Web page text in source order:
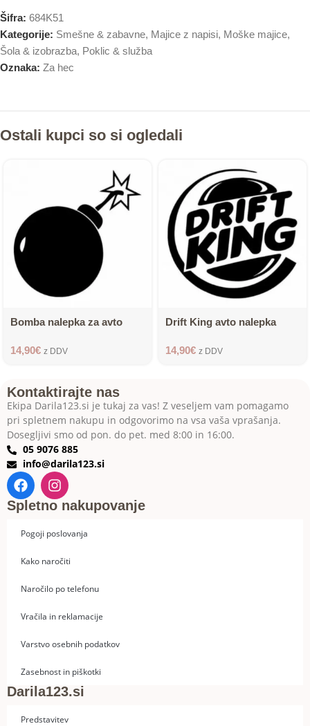
Šifra: 684K51
Kategorije: Smešne & zabavne, Majice z napisi, Moške majice,
Šola & izobrazba, Poklic & služba
Oznaka: Za hec
Ostali kupci so si ogledali
Bomba nalepka za avto
14,90€ z DDV
Drift King avto nalepka
14,90€ z DDV
Kontaktirajte nas
Ekipa Darila123.si je tukaj za vas! Z veseljem vam pomagamo
pri spletnem nakupu in odgovorimo na vsa vaša vprašanja.
Dosegljivi smo od pon. do pet. med 8:00 in 16:00.
05 9076 885
info@darila123.si
Spletno nakupovanje
Pogoji poslovanja
Kako naročiti
Naročilo po telefonu
Vračila in reklamacije
Varstvo osebnih podatkov
Zasebnost in piškotki
Darila123.si
Predstavitev